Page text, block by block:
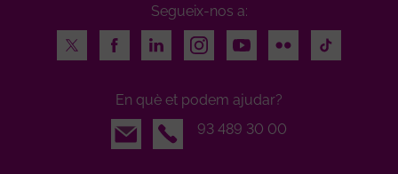
Segueix-nos a:
Twitter
FacebookLinkedInInstagramYoutubeFlickr TikTok
En què et podem ajudar?
Email
93 489 30 00